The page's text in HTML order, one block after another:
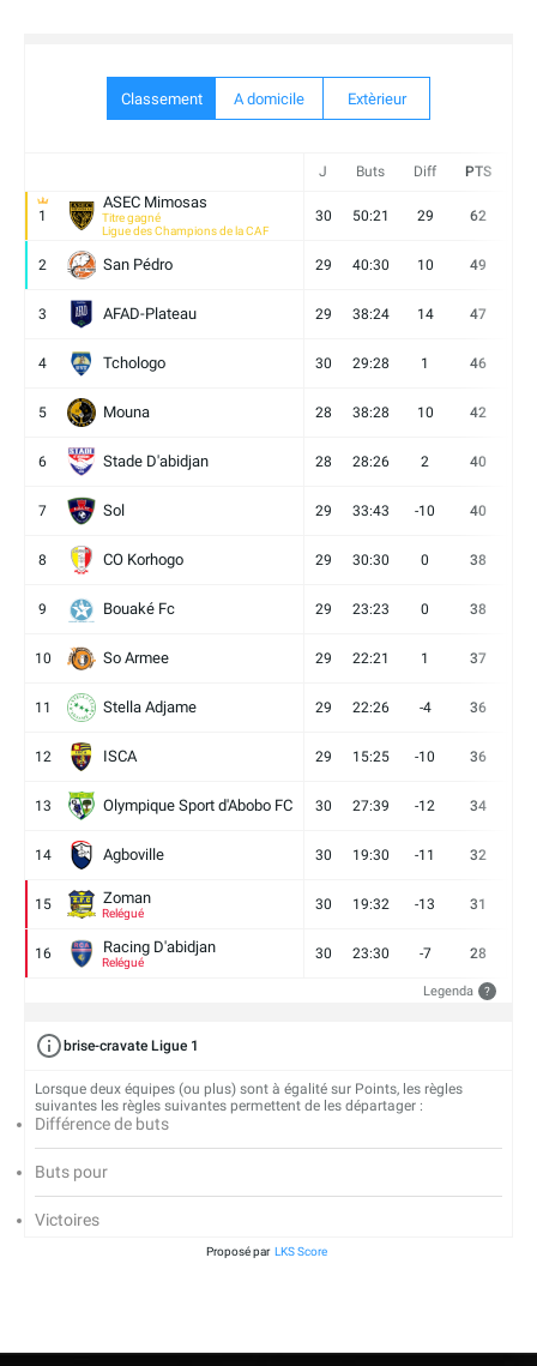
Classement A domicile Extèrieur
J Buts Diff PTS
1
ASEC Mimosas
Titre gagné
Ligue des Champions de la CAF
30 50:21 29 62
2 San Pédro 29 40:30 10 49
3 AFAD-Plateau 29 38:24 14 47
4 Tchologo 30 29:28 1 46
5 Mouna 28 38:28 10 42
6 Stade D'abidjan 28 28:26 2 40
7 Sol 29 33:43 -10 40
8 CO Korhogo 29 30:30 0 38
9 Bouaké Fc 29 23:23 0 38
10 So Armee 29 22:21 1 37
11 Stella Adjame 29 22:26 -4 36
12 ISCA 29 15:25 -10 36
13 Olympique Sport d'Abobo FC 30 27:39 -12 34
14 Agboville 30 19:30 -11 32
15 Zoman
Relégué
30 19:32 -13 31
16 Racing D'abidjan
Relégué
30 23:30 -7 28
Legenda ?
brise-cravate Ligue 1
Lorsque deux équipes (ou plus) sont à égalité sur Points, les règles
suivantes les règles suivantes permettent de les départager :
Différence de buts
Buts pour
Victoires
Proposé par LKS Score